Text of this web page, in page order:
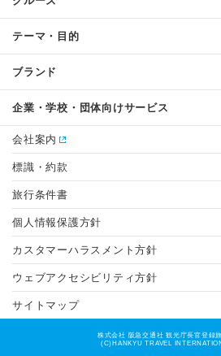
テーマ・目的
ブランド
企業・学校・団体向けサービス
会社案内
標識・約款
旅行条件書
個人情報保護方針
カスタマーハラスメント方針
ウェブアクセシビリティ方針
サイトマップ
株式会社 阪急交通社 観光庁長官登録
(C)HANKYU TRAVEL